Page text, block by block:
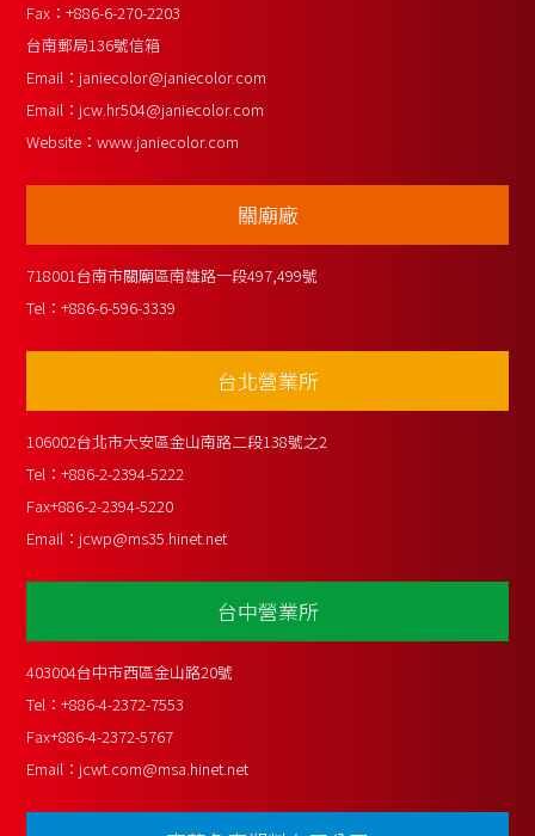
Fax：+886-6-270-2203
台南郵局136號信箱
Email： janiecolor@janiecolor.com
Email： jcw.hr504@janiecolor.com
Website：www.janiecolor.com
關廟廠
718001台南市關廟區南雄路一段497,499號
Tel：+886-6-596-3339
台北營業所
106002台北市大安區金山南路二段138號之2
Tel：+886-2-2394-5222
Fax+886-2-2394-5220
Email： jcwp@ms35.hinet.net
台中營業所
403004台中市西區金山路20號
Tel：+886-4-2372-7553
Fax+886-4-2372-5767
Email： jcwt.com@msa.hinet.net